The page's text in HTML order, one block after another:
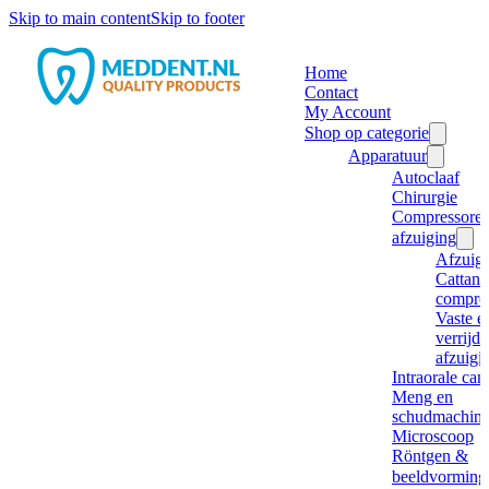
Skip to main contentSkip to footer
Home
Contact
My Account
Shop op categorie
Apparatuur
Autoclaaf
Chirurgie
afzuiging
Cattani
Vaste
Intraorale
Meng en
Microscoop
Röntgen &
beeldvorming